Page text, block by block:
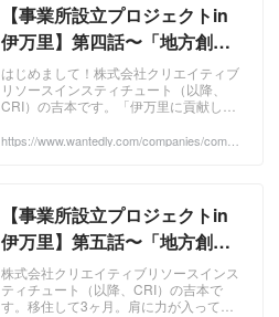
【事業所設立プロジェクトin
伊万里】第四話〜「地方創生
×IT」地方に新たな風を吹き込
む、新規事業所開設プロジェ
クト始動！〜 | WHAT WE DO
はじめまして！株式会社クリエイティブ
リソースインスティチュート（以降、
CRI）の吉本です。「伊万里に貢献した
CRIに飛び込み、念願叶って昨年12月、
https://www.wantedly.com/companies/compa
【事業所設立プロジェクトin
伊万里】第五話〜「地方創生
×IT」地方に新たな風を吹き込
む、新規事業所開設プロジェ
株式会社クリエイティブリソースインス
ティチュート（以降、CRI）の吉本で
す。移住して3ヶ月。肩に力が入ってい